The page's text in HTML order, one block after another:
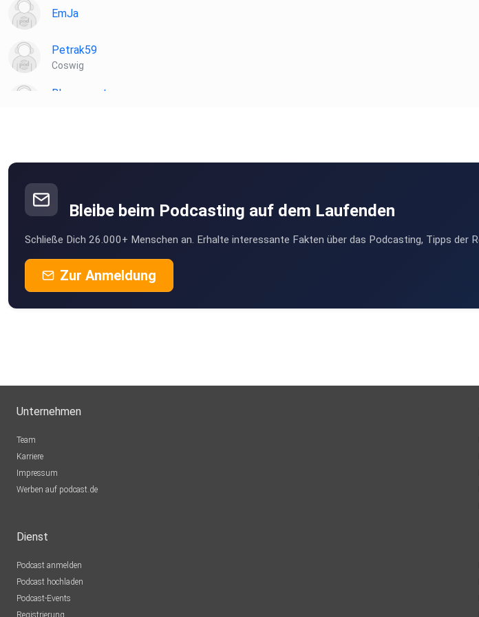
EmJa
Petrak59
Coswig
Blaccurrant
Bleibe beim Podcasting auf dem Laufenden
Schließe Dich 26.000+ Menschen an. Erhalte interessante Fakten über das Podcasting, Tipps der
Zur Anmeldung
Unternehmen
Team
Karriere
Impressum
Werben auf podcast.de
Dienst
Podcast anmelden
Podcast hochladen
Podcast-Events
Registrierung